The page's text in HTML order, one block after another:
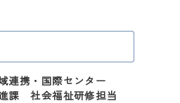
連携・国際センター
課 社会福祉研修担当